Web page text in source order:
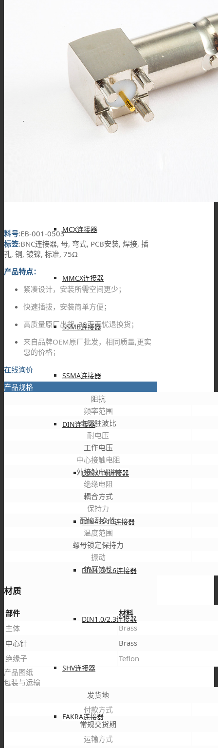
SMB连接器
F型连接器
MCX连接器
MMCX连接器
SSMB连接器
SSMA连接器
DIN连接器
DIN7/16连接器
DIN4.3/10连接器
DIN1.6/5.6连接器
DIN1.0/2.3连接器
SHV连接器
FAKRA连接器
料号:EB-001-0503
标签:BNC连接器, 母, 弯式, PCB安装, 焊接, 插
孔, 铜, 镀镍, 标准, 75Ω
产品特点：
紧凑设计，安装所需空间更少；
快速插拔，安装简单方便；
高质量原厂出货, 30天无忧退换货；
来自品牌OEM原厂批发，相同质量,更实
惠的价格；
在线询价
产品规格
阻抗
频率范围
电压驻波比
耐电压
工作电压
中心接触电阻
外接触电阻围
绝缘电阻
耦合方式
保持力
配接耐久性
温度范围
螺母锁定保持力
振动
抗腐蚀性
材质
部件
材料
主体
Brass
中心针
Brass
绝缘子
Teflon
产品图纸
包装与运输
发货地
付款方式
常规交货期
运输方式